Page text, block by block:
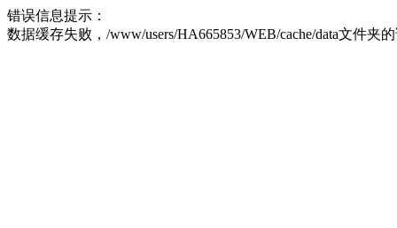
错误信息提示：
数据缓存失败，/www/users/HA665853/WEB/cache/data文件夹